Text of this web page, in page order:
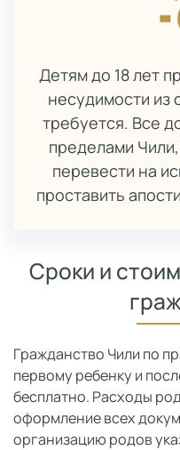
Детям до 18 лет
несудимости из
требуется. Все
пределами
перевести на
проставить
Сроки и
Гражданство Чили по
первому ребенку и
бесплатно. Расходы
оформление всех
организацию родов